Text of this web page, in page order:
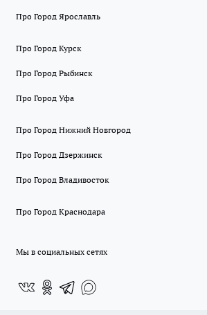
Про Город Ярославль
Про Город Курск
Про Город Рыбинск
Про Город Уфа
Про Город Нижний Новгород
Про Город Дзержинск
Про Город Владивосток
Про Город Краснодара
Мы в социальных сетях